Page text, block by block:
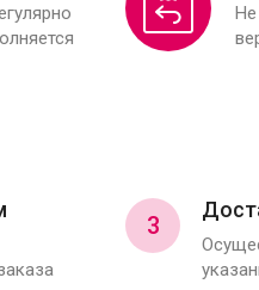
Не
3